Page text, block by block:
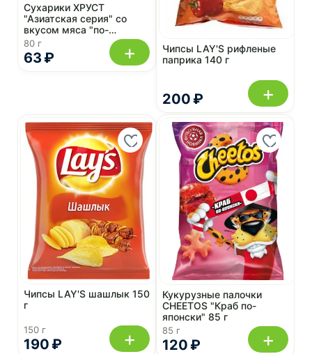
63 ₽
Сухарики ХРУСТ
"Азиатская серия" со
вкусом мяса "по-
корейски" 80 г
80 г +
200 ₽
Чипсы LAY'S рифленые
паприка 140 г
+
190 ₽
Чипсы LAY'S шашлык 150
г
150 г + 120 ₽
Кукурузные палочки
CHEETOS "Краб по-
японски" 85 г
85 г +